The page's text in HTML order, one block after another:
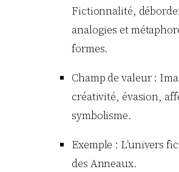
Fictionnalité,
analogies et
formes.
Champ de valeur :
créativité, évasion,
symbolisme.
Exemple : L’univers
des Anneaux.